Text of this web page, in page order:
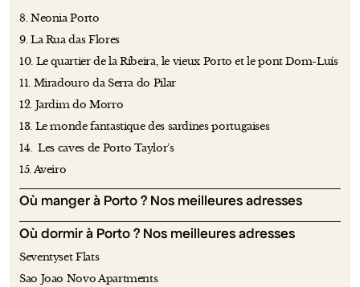
8. Neonia Porto
9. La Rua das Flores
10. Le quartier de la Ribeira, le vieux Porto et le pont Dom-Luís
11. Miradouro da Serra do Pilar
12. Jardim do Morro
13. Le monde fantastique des sardines portugaises
14. Les caves de Porto Taylor’s
15. Aveiro
Où manger à Porto ? Nos meilleures adresses
Où dormir à Porto ? Nos meilleures adresses
Seventyset Flats
Sao Joao Novo Apartments